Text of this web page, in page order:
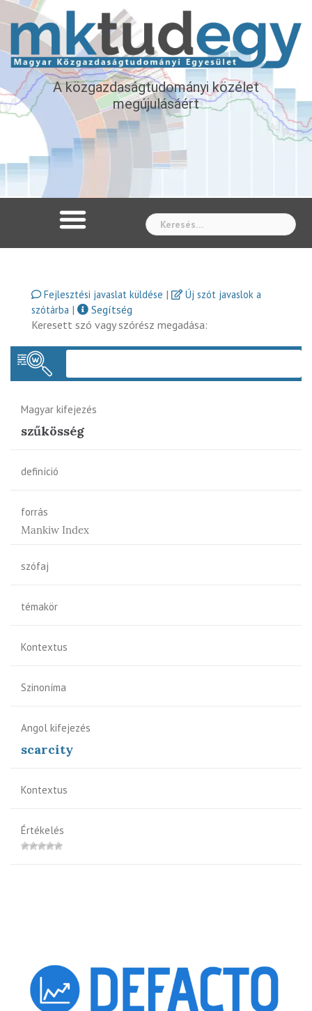
A közgazdaságtudományi közélet
megújulásáért
Fejlesztési javaslat küldése |
Új szót javaslok a
szótárba |
Segítség
Keresett szó vagy szórész megadása:
Magyar kifejezés
szűkösség
definíció
forrás
Mankiw Index
szófaj
témakör
Kontextus
Szinoníma
Angol kifejezés
scarcity
Kontextus
Értékelés